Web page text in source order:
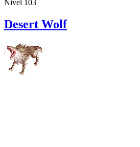
Nivel 103
Desert Wolf